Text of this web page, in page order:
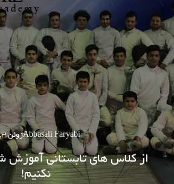
Abbasali Faryabiژوئن 3, 2022
از کلاس های تابستانی آموزش
نکنیم!